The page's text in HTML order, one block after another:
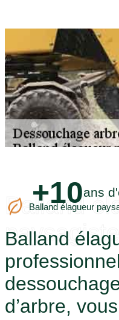
+10ans
Balland élagueur
Balland
paysagiste
Balland
d’arbre,